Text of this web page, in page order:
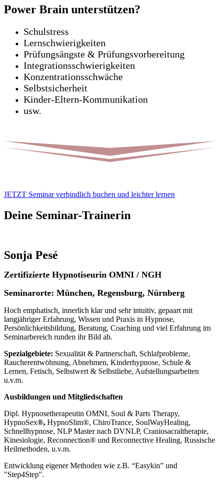
Power Brain unterstützen?
Schulstress
Lernschwierigkeiten
Prüfungsängste & Prüfungsvorbereitung
Integrationsschwierigkeiten
Konzentrationsschwäche
Selbstsicherheit
Kinder-Eltern-Kommunikation
usw.
JETZT Seminar verbindlich buchen und leichter lernen
Deine Seminar-Trainerin
Sonja Pesé
Zertifizierte Hypnotiseurin OMNI / NGH
Seminarorte: München, Regensburg, Nürnberg
Hoch emphatisch, innerlich klar und sehr intuitiv, gepaart mit
langjähriger Erfahrung, Wissen und Praxis in Hypnose,
Persönlichkeitsbildung, Beratung, Coaching und viel Erfahrung im
Seminarbereich runden ihr Bild ab.
Spezialgebiete: Sexualität & Partnerschaft, Schlafprobleme,
Raucherentwöhnung, Abnehmen, Kinderhypnose, Schule &
Lernen, Fetisch, Selbstwert & Selbstliebe, Aufstellungsarbeiten
u.v.m.
Ausbildungen und Mitgliedschaften
Dipl. Hypnosetherapeutin OMNI, Soul & Parts Therapy,
HypnoSex®, HypnoSlim®, ChiroTrance, SoulWayHealing,
Schnellhypnose, NLP Master nach DVNLP, Craniosacraltherapie,
Kinesiologie, Reconnection® und Reconnective Healing, Russische
Heilmethoden, u.v.m.
Entwicklung eigener Methoden wie z.B. “Easykin” und
"Step4Step".